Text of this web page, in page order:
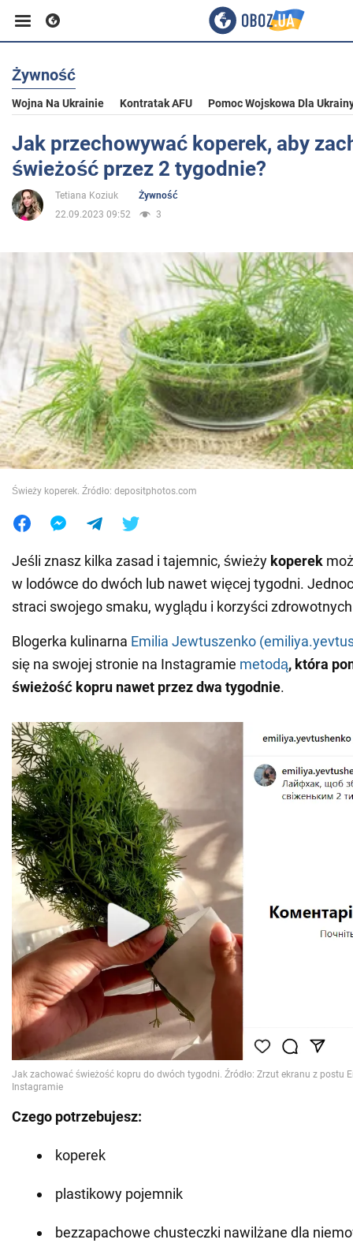
Biznes
Sport
Rozrywka
Społeczeństwo
Wojna na Ukrainie
Świat
Jedzenie
Żywność
Wojna Na Ukrainie Kontratak AFU Pomoc Wojskowa Dla
Jak przechowywać koperek, aby
świeżość przez 2 tygodnie?
Tetiana Koziuk
Żywność
22.09.2023 09:52
3
Świeży koperek. Źródło: depositphotos.com
Jeśli znasz kilka zasad i tajemnic, świeży koperek
w lodówce do dwóch lub nawet więcej tygodni.
straci swojego smaku, wyglądu i korzyści
Blogerka kulinarna Emilia Jewtuszenko
się na swojej stronie na Instagramie metodą, która
świeżość kopru nawet przez dwa tygodnie.
Czego potrzebujesz:
koperek
plastikowy pojemnik
bezzapachowe chusteczki nawilżane dla